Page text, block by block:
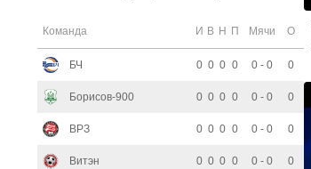
Команда И В Н П Мячи О
БЧ 0 0 0 0 0 - 0 0
Борисов-900 0 0 0 0 0 - 0 0
ВРЗ 0 0 0 0 0 - 0 0
Витэн 0 0 0 0 0 - 0 0